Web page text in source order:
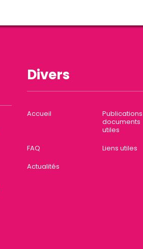
Divers
Accueil
documents
utiles
FAQ
Liens utiles
Actualités